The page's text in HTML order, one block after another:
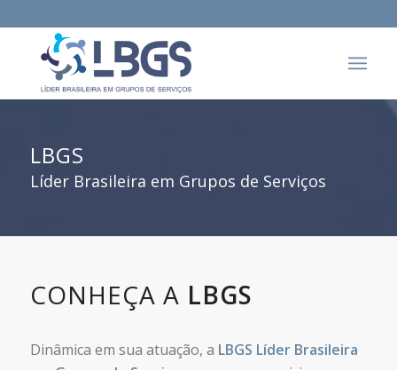
LBGS
Líder Brasileira em Grupos de Serviços
CONHEÇA A LBGS
Dinâmica em sua atuação, a LBGS Líder Brasileira